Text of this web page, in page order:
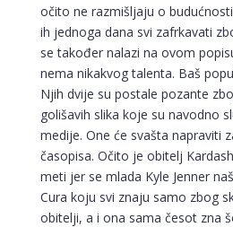
očito ne razmišljaju o
ih jednoga dana svi zafrkavati
se također nalazi na ovom
nema nikakvog talenta. Baš
Njih dvije su postale pozante
golišavih slika koje su navodno
medije. One će svašta napraviti
časopisa. Očito je obitelj
meti jer se mlada Kyle Jenner
Cura koju svi znaju samo zbog
obitelji, a i ona sama česot zna